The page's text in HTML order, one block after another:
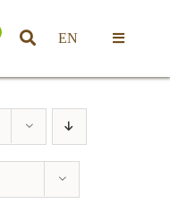
EN
Toggle